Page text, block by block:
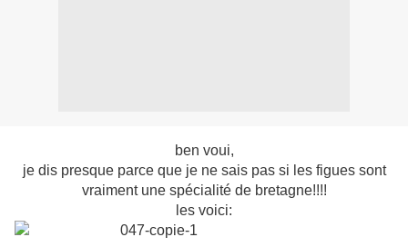
ben voui,
je dis presque parce que je ne sais pas si les figues sont
vraiment une spécialité de bretagne!!!!
les voici: